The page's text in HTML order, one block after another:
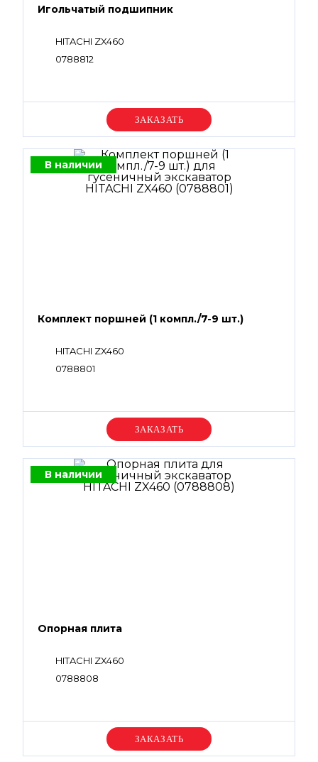
Игольчатый подшипник
HITACHI ZX460
0788812
Уточняйте цену
В наличии
Комплект поршней (1 компл./7-9 шт.)
HITACHI ZX460
0788801
Уточняйте цену
В наличии
Опорная плита
HITACHI ZX460
0788808
Уточняйте цену